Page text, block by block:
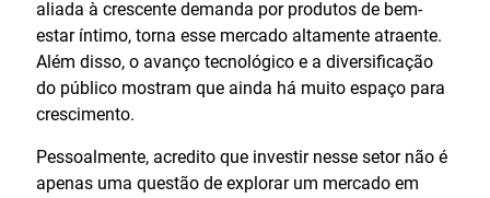
aliada à crescente demanda por produtos de bem-
estar íntimo, torna esse mercado altamente atraente.
Além disso, o avanço tecnológico e a diversificação
do público mostram que ainda há muito espaço para
crescimento.
Pessoalmente, acredito que investir nesse setor não é
apenas uma questão de explorar um mercado em